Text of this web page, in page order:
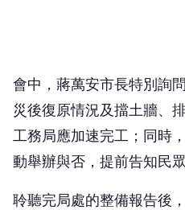
會中，蔣萬安市長特別詢
災後復原情況及擋土牆、
工務局應加速完工；同時
動舉辦與否，提前告知民
聆聽完局處的整備報告後